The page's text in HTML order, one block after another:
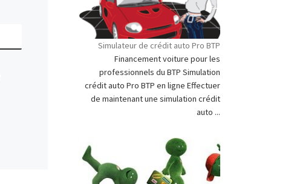
Simulateur de crédit auto Pro BTP
Financement voiture pour les
professionnels du BTP Simulation
crédit auto Pro BTP en ligne Effectuer
de maintenant une simulation crédit
auto ...